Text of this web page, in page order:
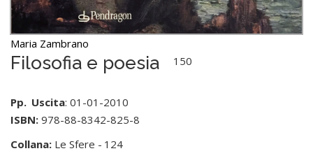
Maria Zambrano
Filosofia e poesia
Pp.
150
Uscita: 01-01-2010
ISBN: 978-88-8342-825-8
Collana: Le Sfere - 124